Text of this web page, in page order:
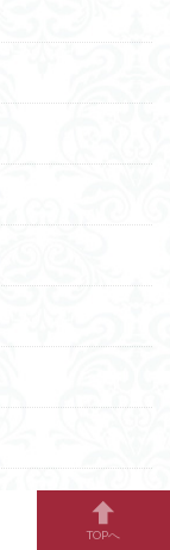
TOPへ